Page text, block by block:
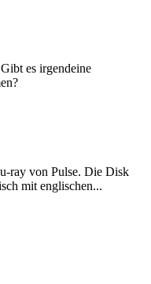
es irgendeine
ray von Pulse. Die Disk
mit englischen...